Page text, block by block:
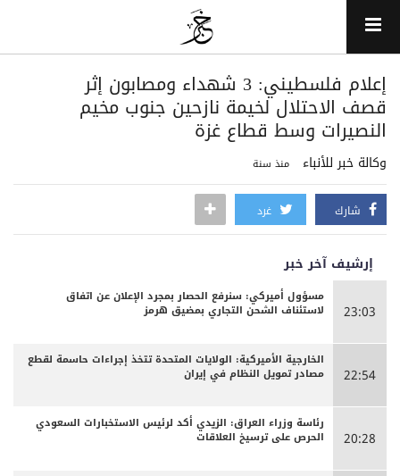
إعلام فلسطيني: 3 شهداء ومصابون إثر
قصف الاحتلال لخيمة نازحين جنوب مخيم
النصيرات وسط قطاع غزة
وكالة خبر للأنباء منذ سنة
شارك غرد
إرشيف آخر خبر
23:03
مسؤول أميركي: سنرفع الحصار بمجرد الإعلان عن اتفاق
لاستئناف الشحن التجاري بمضيق هرمز
22:54
الخارجية الأميركية: الولايات المتحدة تتخذ إجراءات حاسمة لقطع
مصادر تمويل النظام في إيران
20:28
رئاسة وزراء العراق: الزيدي أكد لرئيس الاستخبارات السعودي
الحرص على ترسيخ العلاقات